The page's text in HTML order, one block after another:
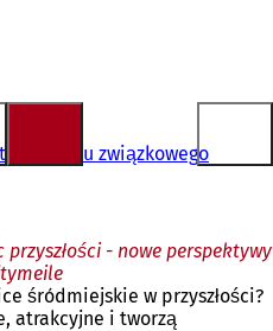
kraju związkowego
- nowe perspektywy
śródmiejskie w przyszłości?
atrakcyjne i tworzą